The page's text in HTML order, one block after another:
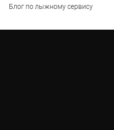
Блог по лыжному сервису